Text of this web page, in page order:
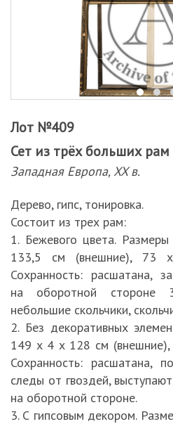
Лот №409
Сет из трёх больших рам
Западная Европа, XX в.
Дерево, гипс, тонировка.
Состоит из трех рам:
1. Бежевого цвета.
133,5 см (внешние), 73
Сохранность: расшатана,
на оборотной
небольшие скольчики,
2. Без декоративных
149 х 4 х 128 см
Сохранность: расшатана,
следы от гвоздей,
на оборотной стороне.
3. С гипсовым декором.